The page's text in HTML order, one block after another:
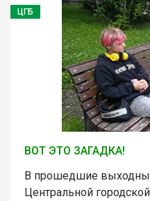
ЦГБ
ВОТ ЭТО ЗАГАДКА!
В прошедшие
Центральной